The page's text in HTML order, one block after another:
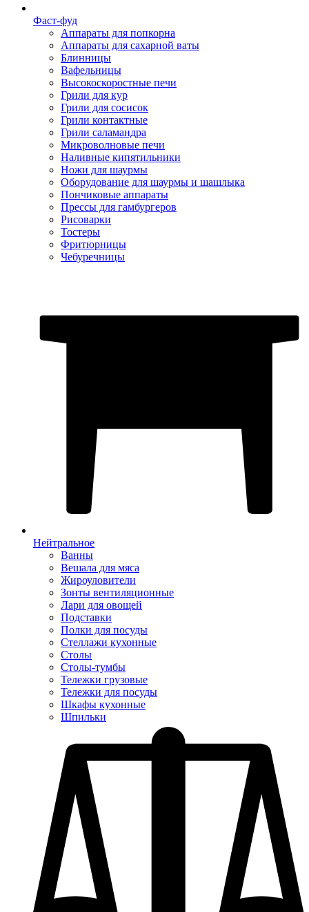
Фаст-фуд
Аппараты для попкорна
Аппараты для сахарной ваты
Блинницы
Вафельницы
Высокоскоростные печи
Грили для кур
Грили для сосисок
Грили контактные
Грили саламандра
Микроволновые печи
Наливные кипятильники
Ножи для шаурмы
Оборудование для шаурмы и шашлыка
Пончиковые аппараты
Прессы для гамбургеров
Рисоварки
Тостеры
Фритюрницы
Чебуречницы
Нейтральное
Ванны
Вешала для мяса
Жироуловители
Зонты вентиляционные
Лари для овощей
Подставки
Полки для посуды
Стеллажи кухонные
Столы
Столы-тумбы
Тележки грузовые
Тележки для посуды
Шкафы кухонные
Шпильки